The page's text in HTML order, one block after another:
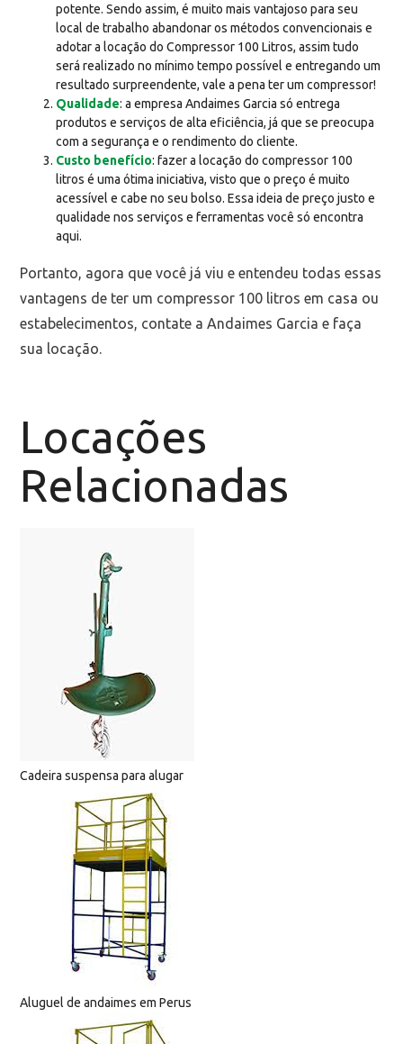
Locações
Relacionadas
Cadeira suspensa para alugar
Aluguel de andaimes em Perus
potente. Sendo assim, é muito mais vantajoso para seu
local de trabalho abandonar os métodos convencionais e
adotar a locação do Compressor 100 Litros, assim tudo
será realizado no mínimo tempo possível e entregando um
resultado surpreendente, vale a pena ter um compressor!
Qualidade: a empresa Andaimes Garcia só entrega
produtos e serviços de alta eficiência, já que se preocupa
com a segurança e o rendimento do cliente.
Custo benefício: fazer a locação do compressor 100
litros é uma ótima iniciativa, visto que o preço é muito
acessível e cabe no seu bolso. Essa ideia de preço justo e
qualidade nos serviços e ferramentas você só encontra
aqui.
Portanto, agora que você já viu e entendeu todas essas
vantagens de ter um compressor 100 litros em casa ou
estabelecimentos, contate a Andaimes Garcia e faça
sua locação.